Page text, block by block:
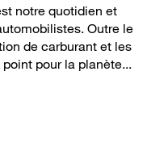
notre quotidien et
Outre le
de carburant et les
pour la planète...